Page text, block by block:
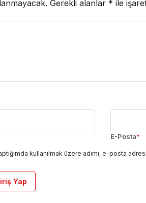
Gerekli alanlar * ile
E-Posta*
kullanılmak üzere adımı, e-posta
Yap